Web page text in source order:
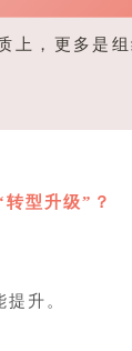
上，更多是
转型升级”？
升。